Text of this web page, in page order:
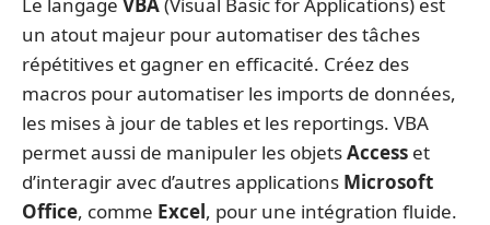
un atout majeur pour automatiser des tâches
répétitives et gagner en efficacité. Créez des
macros pour automatiser les imports de données,
les mises à jour de tables et les reportings. VBA
permet aussi de manipuler les objetsAccess et
d’interagir avec d’autres applications Microsoft
Office, comme Excel, pour une intégration fluide.